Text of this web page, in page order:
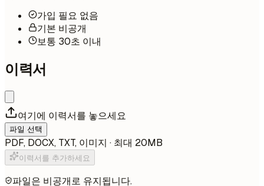
가입 필요 없음
기본 비공개
보통 30초 이내
이력서
여기에 이력서를 놓으세요
파일 선택
PDF, DOCX, TXT, 이미지 · 최대 20MB
이력서를 추가하세요
파일은 비공개로 유지됩니다.